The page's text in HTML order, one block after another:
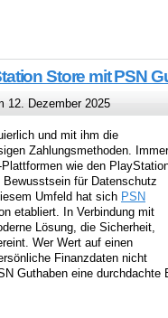
Store mit PSN
12. Dezember 2025
und mit ihm die
Zahlungsmethoden. Immer
wie den
für Datenschutz
Umfeld hat sich PSN
etabliert. In Verbindung mit
Lösung, die Sicherheit,
Wer Wert auf einen
Finanzdaten nicht
Guthaben eine durchdachte